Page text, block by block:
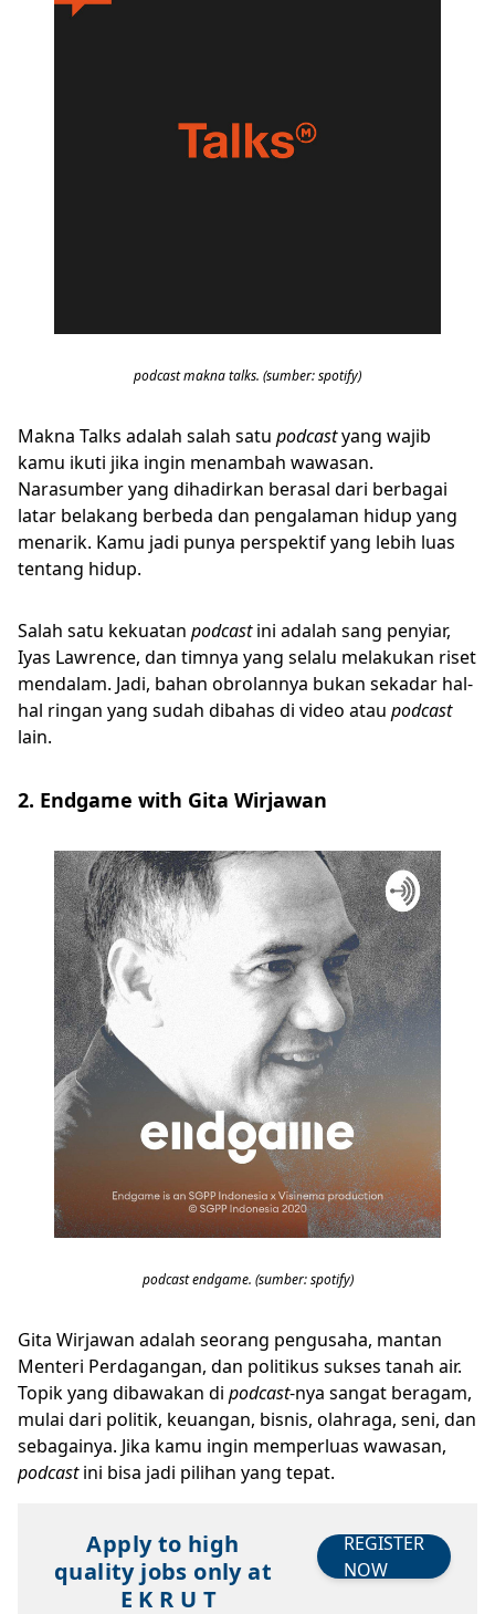
podcast makna talks. (sumber: spotify)
Makna Talks adalah salah satu podcastyang wajib
kamu ikuti jika ingin menambah wawasan.
Narasumber yang dihadirkan berasal dari berbagai
latar belakang berbeda dan pengalaman hidup yang
menarik. Kamu jadi punya perspektif yang lebih luas
tentang hidup.
Salah satu kekuatan podcastini adalah sang penyiar,
Iyas Lawrence, dan timnya yang selalu melakukan riset
mendalam. Jadi, bahan obrolannya bukan sekadar hal-
hal ringan yang sudah dibahas di video atau podcast
lain.
2. Endgame with Gita Wirjawan
podcast endgame. (sumber: spotify)
Gita Wirjawan adalah seorang pengusaha, mantan
Menteri Perdagangan, dan politikus sukses tanah air.
Topik yang dibawakan di podcast-nya sangat beragam,
mulai dari politik, keuangan, bisnis, olahraga, seni, dan
sebagainya. Jika kamu ingin memperluas wawasan,
podcastini bisa jadi pilihan yang tepat.
Apply to high
quality jobs only at
E K R U T
REGISTER
NOW